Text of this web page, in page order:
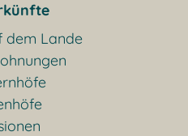
dem Lande